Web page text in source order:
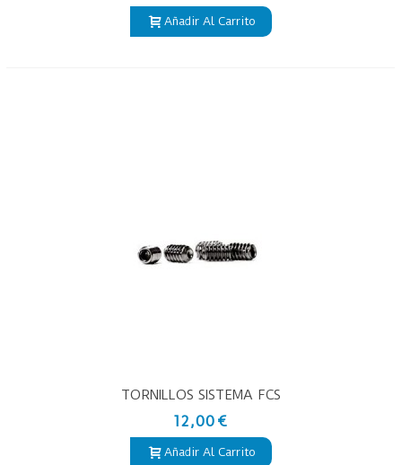
Añadir Al Carrito
TORNILLOS SISTEMA FCS
12,00 €
Añadir Al Carrito